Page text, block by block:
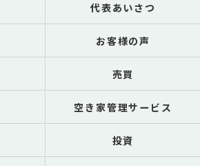
代表あいさつ
お客様の声
売買
空き家管理サービス
投資